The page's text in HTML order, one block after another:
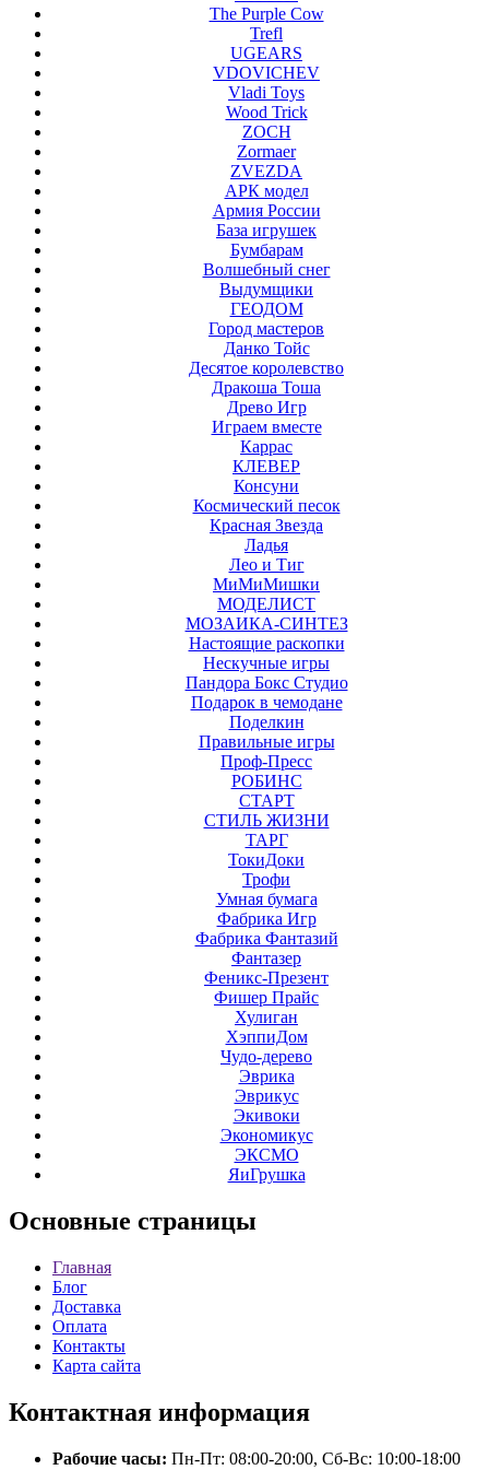
The Purple Cow
Trefl
UGEARS
VDOVICHEV
Vladi Toys
Wood Trick
ZOCH
Zormaer
ZVEZDA
АРК модел
Армия России
База игрушек
Бумбарам
Волшебный снег
Выдумщики
ГЕОДОМ
Город мастеров
Данко Тойс
Десятое королевство
Дракоша Тоша
Древо Игр
Играем вместе
Каррас
КЛЕВЕР
Консуни
Космический песок
Красная Звезда
Ладья
Лео и Тиг
МиМиМишки
МОДЕЛИСТ
МОЗАИКА-СИНТЕЗ
Настоящие раскопки
Нескучные игры
Пандора Бокс Студио
Подарок в чемодане
Поделкин
Правильные игры
Проф-Пресс
РОБИНС
СТАРТ
СТИЛЬ ЖИЗНИ
ТАРГ
ТокиДоки
Трофи
Умная бумага
Фабрика Игр
Фабрика Фантазий
Фантазер
Феникс-Презент
Фишер Прайс
Хулиган
ХэппиДом
Чудо-дерево
Эврика
Эврикус
Экивоки
Экономикус
ЭКСМО
ЯиГрушка
Основные страницы
Главная
Блог
Доставка
Оплата
Контакты
Карта сайта
Контактная информация
Рабочие часы: Пн-Пт: 08:00-20:00, Сб-Вс: 10:00-18:00